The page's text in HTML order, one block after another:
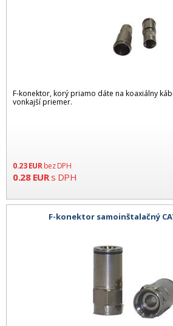
F-konektor, korý priamo dáte na koaxiálny
vonkajší priemer.
0.23EUR bez DPH
0.28EURs DPH
F-konektor samoinštalačný